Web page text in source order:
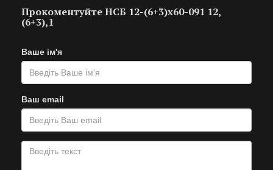
Прокоментуйте НСБ 12-(6+3)х60-091 12,
(6+3),1
Ваше ім'я
Ваш email